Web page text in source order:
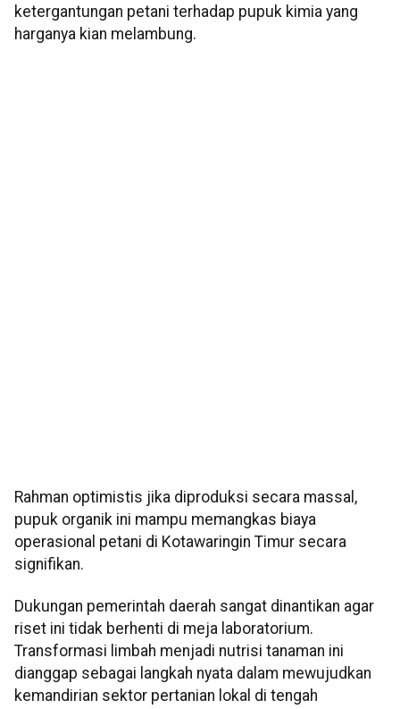
ketergantungan petani terhadap pupuk kimia yang
harganya kian melambung.
Rahman optimistis jika diproduksi secara massal,
pupuk organik ini mampu memangkas biaya
operasional petani di Kotawaringin Timur secara
signifikan.
Dukungan pemerintah daerah sangat dinantikan agar
riset ini tidak berhenti di meja laboratorium.
Transformasi limbah menjadi nutrisi tanaman ini
dianggap sebagai langkah nyata dalam mewujudkan
kemandirian sektor pertanian lokal di tengah